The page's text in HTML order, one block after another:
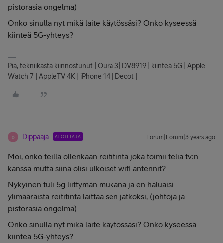
pistorasia ongelma)
Onko sinulla nyt mikä laite käytössäsi? Onko kyseessä
kiinteä 5G-yhteys?
Pia, tekniikasta kiinnostunut | Oura 3| DV8919 | kiinteä 5G | Apple
Watch 7 | AppleTV 4K | iPhone 14 | Decot |
D Dippaaja ALOITTAJA Forum|Forum|3 years ago
Moi, onko teillä ollenkaan reititintä joka toimii telia tv:n
kanssa mutta siinä olisi ulkoiset wifi antennit?
Nykyinen tuli 5g liittymän mukana ja en haluaisi
ylimääräistä reititintä laittaa sen jatkoksi, (johtoja ja
pistorasia ongelma)
Onko sinulla nyt mikä laite käytössäsi? Onko kyseessä
kiinteä 5G-yhteys?